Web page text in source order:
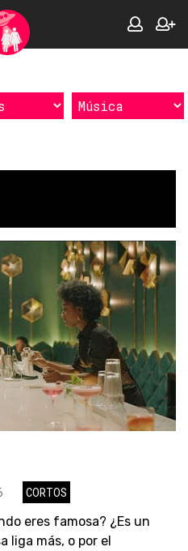
CORTOS
eres famosa? ¿Es un
liga más, o por el